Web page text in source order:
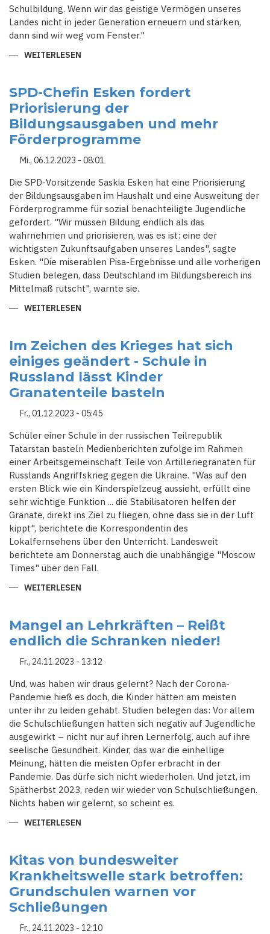
Schulbildung. Wenn wir das geistige Vermögen unseres
Landes nicht in jeder Generation erneuern und stärken,
dann sind wir weg vom Fenster."
WEITERLESEN
GUTE
BILDUNG
"SIND
WIR
WEG
VOM
FENSTER"
SPD-Chefin Esken fordert
Priorisierung der
Bildungsausgaben und mehr
Förderprogramme
Mi., 06.12.2023 - 08:01
Die SPD-Vorsitzende Saskia Esken hat eine Priorisierung
der Bildungsausgaben im Haushalt und eine Ausweitung der
Förderprogramme für sozial benachteiligte Jugendliche
gefordert. "Wir müssen Bildung endlich als das
wahrnehmen und priorisieren, was es ist: eine der
wichtigsten Zukunftsaufgaben unseres Landes", sagte
Esken. "Die miserablen Pisa-Ergebnisse und alle vorherigen
Studien belegen, dass Deutschland im Bildungsbereich ins
Mittelmaß rutscht", warnte sie.
WEITERLESEN
FORDERT
PRIORISIERUNG
DER
BILDUNGSAUSGABEN
UND
MEHR
FÖRDERPROGRAMME
Im Zeichen des Krieges hat sich
einiges geändert - Schule in
Russland lässt Kinder
Granatenteile basteln
Fr., 01.12.2023 - 05:45
Schüler einer Schule in der russischen Teilrepublik
Tatarstan basteln Medienberichten zufolge im Rahmen
einer Arbeitsgemeinschaft Teile von Artilleriegranaten für
Russlands Angriffskrieg gegen die Ukraine. "Was auf den
ersten Blick wie ein Kinderspielzeug aussieht, erfüllt eine
sehr wichtige Funktion ... die Stabilisatoren helfen der
Granate, direkt ins Ziel zu fliegen, ohne dass sie in der Luft
kippt", berichtete die Korrespondentin des
Lokalfernsehens über den Unterricht. Landesweit
berichtete am Donnerstag auch die unabhängige "Moscow
Times" über den Fall.
WEITERLESEN
KRIEGES
HAT
SICH
EINIGES
-
IN
RUSSLAND
LÄSST
KINDER
GRANATENTEILE
BASTELN
Mangel an Lehrkräften – Reißt
endlich die Schranken nieder!
Fr., 24.11.2023 - 13:12
Und, was haben wir draus gelernt? Nach der Corona-
Pandemie hieß es doch, die Kinder hätten am meisten
unter ihr zu leiden gehabt. Studien belegen das: Vor allem
die Schulschließungen hatten sich negativ auf Jugendliche
ausgewirkt – nicht nur auf ihren Lernerfolg, auch auf ihre
seelische Gesundheit. Kinder, das war die einhellige
Meinung, hätten die meisten Opfer erbracht in der
Pandemie. Das dürfe sich nicht wiederholen. Und jetzt, im
Spätherbst 2023, reden wir wieder von Schulschließungen.
Nichts haben wir gelernt, so scheint es.
WEITERLESEN
–
REISST E
NDLICH D
IE S
CHRANKEN N
IEDER!
Kitas von bundesweiter
Krankheitswelle stark betroffen:
Grundschulen warnen vor
Schließungen
Fr., 24.11.2023 - 12:10